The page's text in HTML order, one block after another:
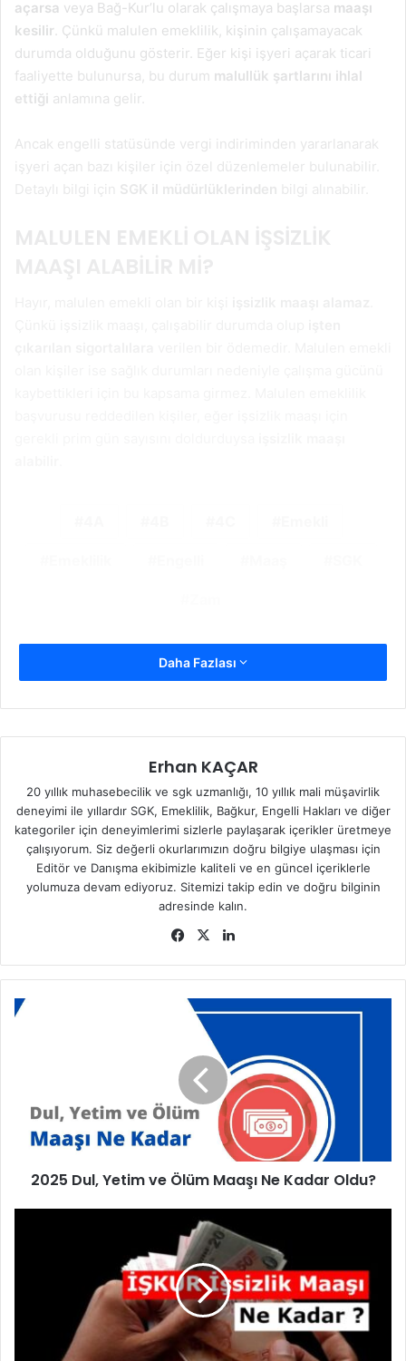
açarsa veya Bağ-Kur’lu olarak çalışmaya başlarsa maaşı
kesilir . Çünkü malulen emeklilik, kişinin çalışamayacak
durumda olduğunu gösterir. Eğer kişi işyeri açarak ticari
faaliyette bulunursa, bu durum malullük şartlarını ihlal
ettiği anlamına gelir.
Ancak engelli statüsünde vergi indiriminden yararlanarak
işyeri açan bazı kişiler için özel düzenlemeler bulunabilir.
Detaylı bilgi için SGK il müdürlüklerinden bilgi alınabilir.
Daha Fazlası
Erhan KAÇAR
20 yıllık muhasebecilik ve sgk uzmanlığı, 10 yıllık mali müşavirlik
deneyimi ile yıllardır SGK, Emeklilik, Bağkur, Engelli Hakları ve diğer
kategoriler için deneyimlerimi sizlerle paylaşarak içerikler üretmeye
çalışıyorum. Siz değerli okurlarımızın doğru bilgiye ulaşması için
Editör ve Danışma ekibimizle kaliteli ve en güncel içeriklerle
yolumuza devam ediyoruz. Sitemizi takip edin ve doğru bilginin
adresinde kalın.
Facebook
X
2025
Kadar
2025 Dul, Yetim ve Ölüm Maaşı Ne Kadar Oldu?
Başvurusu,